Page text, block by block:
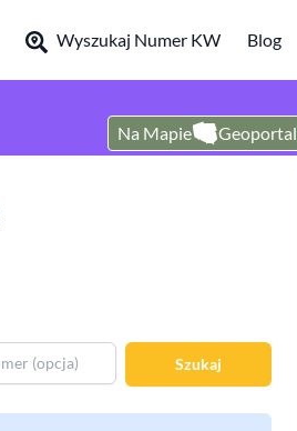
Wyszukaj Numer KW Blog
Na Mapie Geoportal
Szukaj